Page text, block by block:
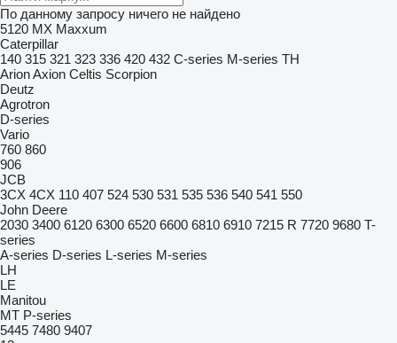
По данному запросу ничего не найдено
5120 MX Maxxum
Caterpillar
140 315 321 323 336 420 432 C-series M-series TH
ArionAxion Celtis Scorpion
Deutz
Agrotron
D-series
Vario
760 860
906
JCB
3CX 4CX 110 407 524 530 531 535 536 540 541 550
John Deere
2030 3400 6120 6300 6520 6600 6810 6910 7215 R 7720 9680 T-
series
A-series D-series L-series M-series
LH
LE
Manitou
MT P-series
5445 7480 9407